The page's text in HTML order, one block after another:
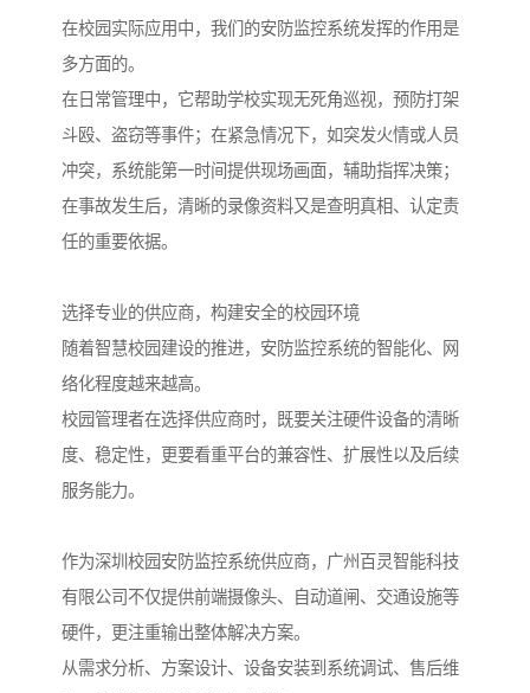
在校园实际应用中，我们的安防监控系统发挥的作用是
多方面的。
在日常管理中，它帮助学校实现无死角巡视，预防打架
斗殴、盗窃等事件；在紧急情况下，如突发火情或人员
冲突，系统能第一时间提供现场画面，辅助指挥决策；
在事故发生后，清晰的录像资料又是查明真相、认定责
任的重要依据。
选择专业的供应商，构建安全的校园环境
随着智慧校园建设的推进，安防监控系统的智能化、网
络化程度越来越高。
校园管理者在选择供应商时，既要关注硬件设备的清晰
度、稳定性，更要看重平台的兼容性、扩展性以及后续
服务能力。
作为深圳校园安防监控系统供应商，广州百灵智能科技
有限公司不仅提供前端摄像头、自动道闸、交通设施等
硬件，更注重输出整体解决方案。
从需求分析、方案设计、设备安装到系统调试、售后维